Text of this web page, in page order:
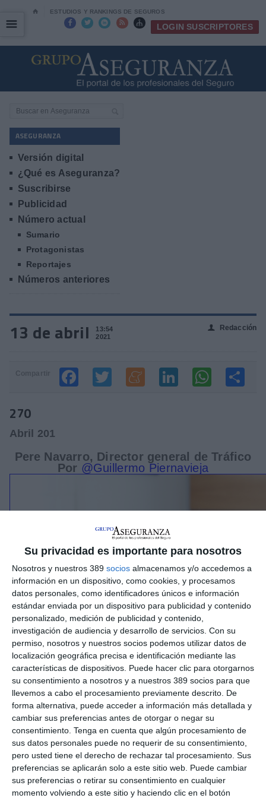
Su privacidad es importante para nosotros
Nosotros y nuestros 389 socios almacenamos y/o accedemos a
información en un dispositivo, como cookies, y procesamos
datos personales, como identificadores únicos e información
estándar enviada por un dispositivo para publicidad y contenido
personalizado, medición de publicidad y contenido,
investigación de audiencia y desarrollo de servicios. Con su
permiso, nosotros y nuestros socios podemos utilizar datos de
localización geográfica precisa e identificación mediante las
características de dispositivos. Puede hacer clic para otorgarnos
su consentimiento a nosotros y a nuestros 389 socios para que
llevemos a cabo el procesamiento previamente descrito. De
forma alternativa, puede acceder a información más detallada y
cambiar sus preferencias antes de otorgar o negar su
consentimiento. Tenga en cuenta que algún procesamiento de
sus datos personales puede no requerir de su consentimiento,
pero usted tiene el derecho de rechazar tal procesamiento. Sus
preferencias se aplicarán solo a este sitio web. Puede cambiar
sus preferencias o retirar su consentimiento en cualquier
momento volviendo a este sitio y haciendo clic en el botón
⌂ ESTUDIOS Y RANKINGS DE SEGUROS
     LOGIN SUSCRIPTORES
☰
☰
ASEGURANZA
Versión digital
¿Qué es Aseguranza?
Suscribirse
Publicidad
Número actual
Sumario
Protagonistas
Reportajes
Números anteriores
13 de abril
13:54
2021
👤 Redacción
270
Abril 201
Pere Navarro, Director general de Tráfico
Por @Guillermo Piernavieja
"Los accidentes de tráfico son un tema
demasiado importante como para dejarlo
solamente en manos del Gobierno"